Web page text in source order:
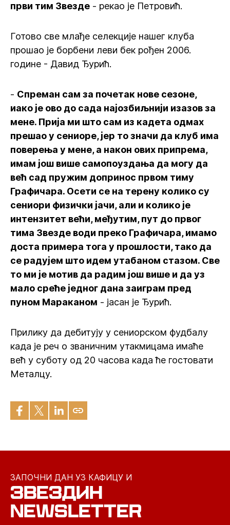
први тим Звезде - рекао је Петровић.
Готово све млађе селекције нашег клуба
прошао је борбени леви бек рођен 2006.
године - Давид Ђурић.
- Спреман сам за почетак нове сезоне,
иако је ово до сада најозбиљнији изазов за
мене. Прија ми што сам из кадета одмах
прешао у сениоре, јер то значи да клуб има
поверења у мене, а након ових припрема,
имам још више самопоуздања да могу да
већ сад пружим допринос првом тиму
Графичара. Осети се на терену колико су
сениори физички јачи, али и колико је
интензитет већи, међутим, пут до првог
тима Звезде води преко Графичара, имамо
доста примера тога у прошлости, тако да
се радујем што идем утабаном стазом. Све
то ми је мотив да радим још више и да уз
мало среће једног дана заиграм пред
пуном Мараканом - јасан је Ђурић.
Прилику да дебитују у сениорском фудбалу
када је реч о званичним утакмицама имаће
већ у суботу од 20 часова када ће гостовати
Металцу.
ЗАПОЧНИ ДАН УЗ КАФИЦУ И
ЗВЕЗДИН
NEWSLETTER